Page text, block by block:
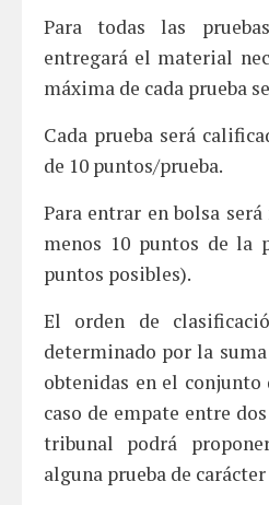
Para todas las
entregará el material
máxima de cada prueba
Cada prueba será
de 10 puntos/prueba.
Para entrar en bolsa
menos 10 puntos de la
puntos posibles).
El orden de
determinado por la
obtenidas en el
caso de empate entre
tribunal podrá
alguna prueba de